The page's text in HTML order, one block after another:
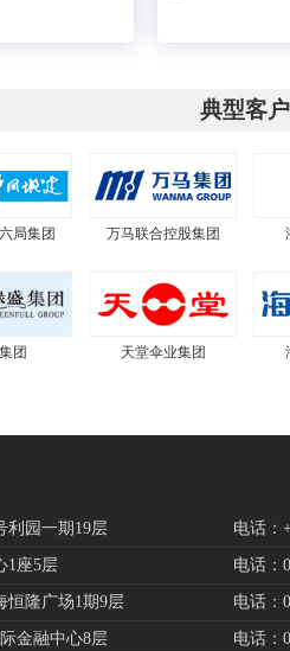
典型客户
局集团 万马联合控股集团
团 天堂伞业集团
利园一期19层 电话：
1座5层 电话：
恒隆广场1期9层 电话：
金融中心8层 电话：